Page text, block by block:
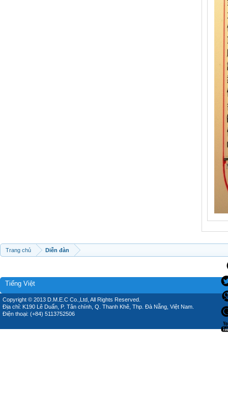
Trang chủ Diễn đàn
Tiếng Việt
Copyright © 2013 D.M.E.C Co.,Ltd, All Rights Reserved.
Địa chỉ: K190 Lê Duẩn, P. Tân chính, Q. Thanh Khê, Thp. Đà Nẵng, Việt Nam.
Điện thoại: (+84) 5113752506